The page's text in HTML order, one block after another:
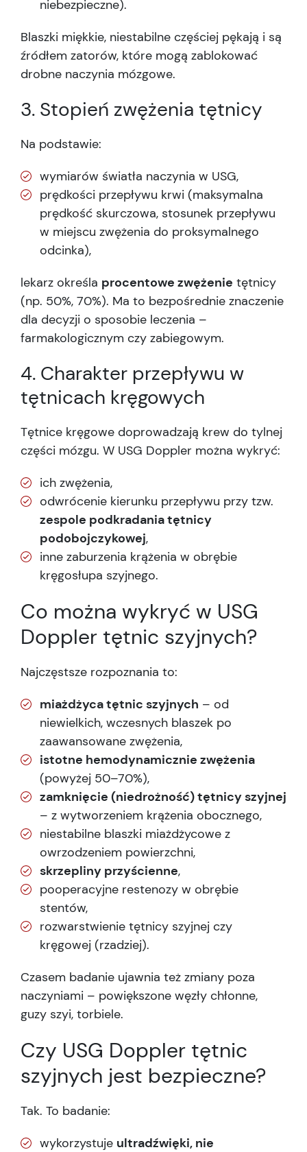
niebezpieczne).
Blaszki miękkie, niestabilne częściej pękają i są
źródłem zatorów, które mogą zablokować
drobne naczynia mózgowe.
3. Stopień zwężenia tętnicy
Na podstawie:
wymiarów światła naczynia w USG,
prędkości przepływu krwi (maksymalna
prędkość skurczowa, stosunek przepływu
w miejscu zwężenia do proksymalnego
odcinka),
lekarz określa procentowe zwężenie tętnicy
(np. 50%, 70%). Ma to bezpośrednie znaczenie
dla decyzji o sposobie leczenia –
farmakologicznym czy zabiegowym.
4. Charakter przepływu w
tętnicach kręgowych
Tętnice kręgowe doprowadzają krew do tylnej
części mózgu. W USG Doppler można wykryć:
ich zwężenia,
odwrócenie kierunku przepływu przy tzw.
zespole podkradania tętnicy
podobojczykowej,
inne zaburzenia krążenia w obrębie
kręgosłupa szyjnego.
Co można wykryć w USG
Doppler tętnic szyjnych?
Najczęstsze rozpoznania to:
miażdżyca tętnic szyjnych – od
niewielkich, wczesnych blaszek po
zaawansowane zwężenia,
istotne hemodynamicznie zwężenia
(powyżej 50–70%),
zamknięcie (niedrożność) tętnicy szyjnej
– z wytworzeniem krążenia obocznego,
niestabilne blaszki miażdżycowe z
owrzodzeniem powierzchni,
skrzepliny przyścienne,
pooperacyjne restenozy w obrębie
stentów,
rozwarstwienie tętnicy szyjnej czy
kręgowej (rzadziej).
Czasem badanie ujawnia też zmiany poza
naczyniami – powiększone węzły chłonne,
guzy szyi, torbiele.
Czy USG Doppler tętnic
szyjnych jest bezpieczne?
Tak. To badanie:
wykorzystuje ultradźwięki, nie